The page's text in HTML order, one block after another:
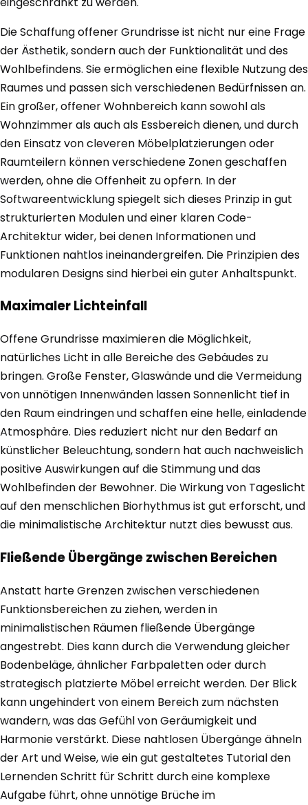
Die Schaffung offener Grundrisse ist nicht nur eine Frage
der Ästhetik, sondern auch der Funktionalität und des
Wohlbefindens. Sie ermöglichen eine flexible Nutzung des
Raumes und passen sich verschiedenen Bedürfnissen an.
Ein großer, offener Wohnbereich kann sowohl als
Wohnzimmer als auch als Essbereich dienen, und durch
den Einsatz von cleveren Möbelplatzierungen oder
Raumteilern können verschiedene Zonen geschaffen
werden, ohne die Offenheit zu opfern. In der
Softwareentwicklung spiegelt sich dieses Prinzip in gut
strukturierten Modulen und einer klaren Code-
Architektur wider, bei denen Informationen und
Funktionen nahtlos ineinandergreifen. Die Prinzipien des
modularen Designs sind hierbei ein guter Anhaltspunkt.
Maximaler Lichteinfall
Offene Grundrisse maximieren die Möglichkeit,
natürliches Licht in alle Bereiche des Gebäudes zu
bringen. Große Fenster, Glaswände und die Vermeidung
von unnötigen Innenwänden lassen Sonnenlicht tief in
den Raum eindringen und schaffen eine helle, einladende
Atmosphäre. Dies reduziert nicht nur den Bedarf an
künstlicher Beleuchtung, sondern hat auch nachweislich
positive Auswirkungen auf die Stimmung und das
Wohlbefinden der Bewohner. Die Wirkung von Tageslicht
auf den menschlichen Biorhythmus ist gut erforscht, und
die minimalistische Architektur nutzt dies bewusst aus.
Fließende Übergänge zwischen Bereichen
Anstatt harte Grenzen zwischen verschiedenen
Funktionsbereichen zu ziehen, werden in
minimalistischen Räumen fließende Übergänge
angestrebt. Dies kann durch die Verwendung gleicher
Bodenbeläge, ähnlicher Farbpaletten oder durch
strategisch platzierte Möbel erreicht werden. Der Blick
kann ungehindert von einem Bereich zum nächsten
wandern, was das Gefühl von Geräumigkeit und
Harmonie verstärkt. Diese nahtlosen Übergänge ähneln
der Art und Weise, wie ein gut gestaltetes Tutorial den
Lernenden Schritt für Schritt durch eine komplexe
Aufgabe führt, ohne unnötige Brüche im